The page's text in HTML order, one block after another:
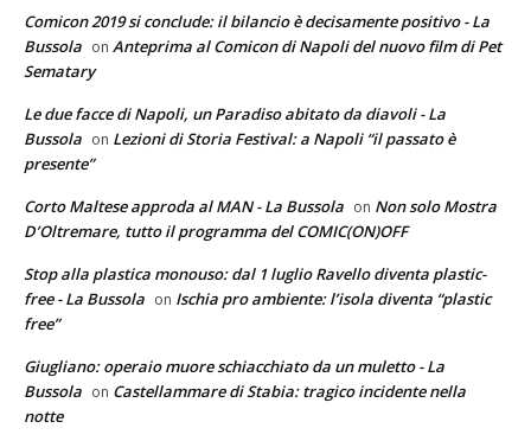
Comicon 2019 si conclude: il bilancio è decisamente positivo - La
Bussola on Anteprima al Comicon di Napoli del nuovo film di Pet
Sematary
Le due facce di Napoli, un Paradiso abitato da diavoli - La
Bussola on Lezioni di Storia Festival: a Napoli “il passato è
presente”
Corto Maltese approda al MAN - La Bussola on Non solo Mostra
D’Oltremare, tutto il programma del COMIC(ON)OFF
Stop alla plastica monouso: dal 1 luglio Ravello diventa plastic-
free - La Bussola on Ischia pro ambiente: l’isola diventa “plastic
free”
Giugliano: operaio muore schiacchiato da un muletto - La
Bussola on Castellammare di Stabia: tragico incidente nella
notte